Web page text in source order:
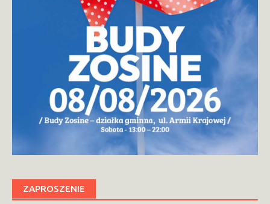
ZAPROSZENIE